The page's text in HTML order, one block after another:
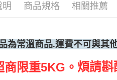
明 商品規格 相關推薦
為常溫商品.運費不可與其
商限重5KG。 煩請